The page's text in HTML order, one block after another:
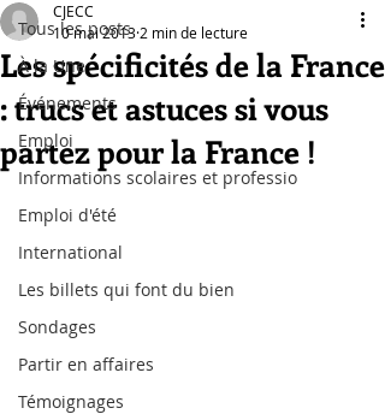
Tous les posts
À la Une
Événements
Emploi
Informations scolaires et professio
Emploi d'été
International
Les billets qui font du bien
Sondages
Partir en affaires
Témoignages
Les spécificités de la France
: trucs et astuces si vous
partez pour la France !
CJECC
10 mai 2013 2 min de lecture